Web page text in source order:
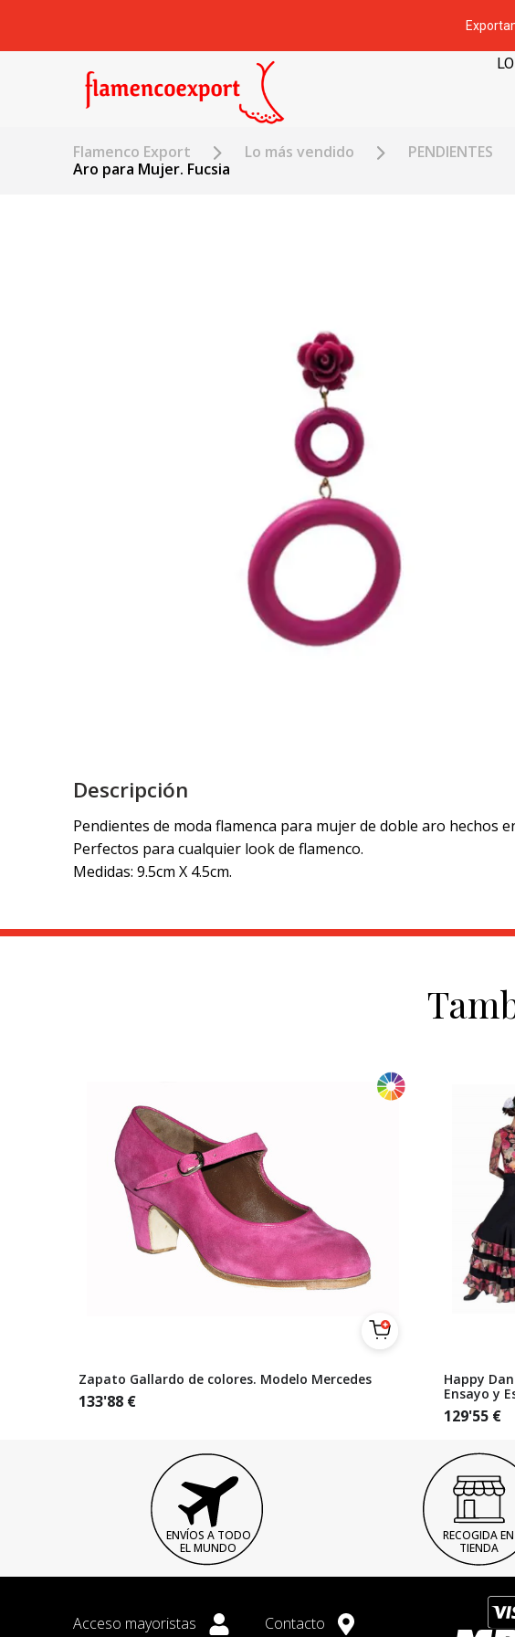
Flamenco Export Lo más vendido PENDIENTES
Aro para Mujer. Fucsia
Descripción
Pendientes de moda flamenca para mujer de doble aro hechos
Perfectos para cualquier look de flamenco.
Medidas: 9.5cm X 4.5cm.
Zapato Gallardo de colores. Modelo Mercedes
133'88 €
Happy
Ensayo y
129'55 €
ENVÍOS A TODO
EL MUNDO
RECOGIDA EN
TIENDA
Acceso mayoristas Contacto